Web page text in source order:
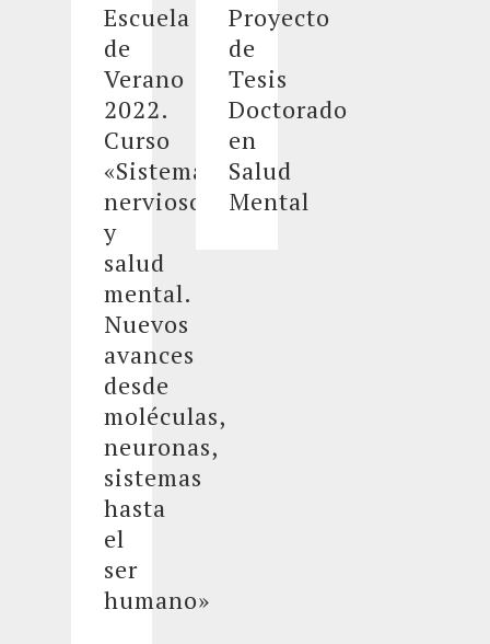
Escuela
de
Verano
2022.
Curso
«Sistema
nervioso
y
salud
mental.
Nuevos
avances
desde
moléculas,
neuronas,
sistemas
hasta
el
ser
humano»
Proyecto
de
Tesis
Doctorado
en
Salud
Mental